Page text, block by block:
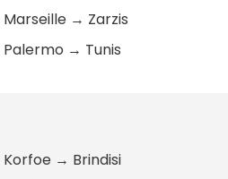
Marseille → Zarzis
Palermo → Tunis
Korfoe → Brindisi